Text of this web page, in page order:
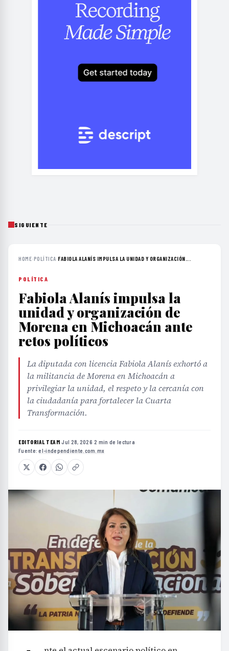
SIGUIENTE
HOME›POLÍTICA›FABIOLA ALANÍS IMPULSA LA UNIDAD Y ORGANIZACIÓN...
POLÍTICA
Fabiola Alanís impulsa la
unidad y organización de
Morena en Michoacán ante
retos políticos
La diputada con licencia Fabiola Alanís exhortó a
la militancia de Morena en Michoacán a
privilegiar la unidad, el respeto y la cercanía con
la ciudadanía para fortalecer la Cuarta
Transformación.
EDITORIAL TEAM·Jul 28, 2026·2 min de lectura·
Fuente:el-independiente.com.mx